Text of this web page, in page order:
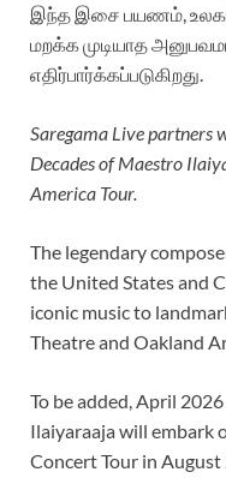
இந்த இசை பயணம், உலகம்
மறக்க முடியாத
எதிர்பார்க்கப்படுகிறது.
Saregama Live partners
Decades of Maestro
America Tour.
The legendary
the United States and
iconic music to
Theatre and Oakland
To be added, April
Ilaiyaraaja will embark
Concert Tour in